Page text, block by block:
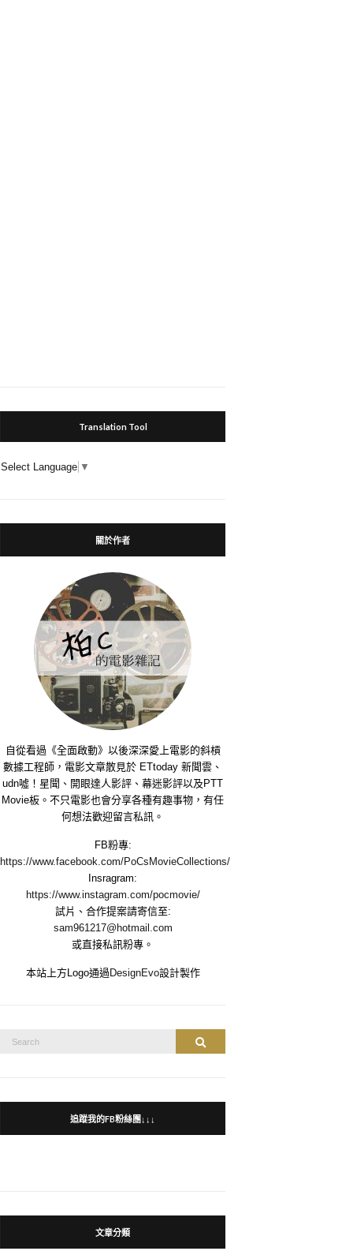
Translation Tool
Select Language ▼
關於作者
自從看過《全面啟動》以後深深愛上電影的斜槓
數據工程師，電影文章散見於 ETtoday 新聞雲、
udn噓！星聞、開眼達人影評、幕迷影評以及PTT
Movie板。不只電影也會分享各種有趣事物，有任
何想法歡迎留言私訊。
FB粉專:
https://www.facebook.com/PoCsMovieCollections/
Insragram:
https://www.instagram.com/pocmovie/
試片、合作提案請寄信至:
sam961217@hotmail.com
或直接私訊粉專。
本站上方Logo通過 DesignEvo設計製作
Search
Search
追蹤我的FB粉絲團↓↓↓
文章分類